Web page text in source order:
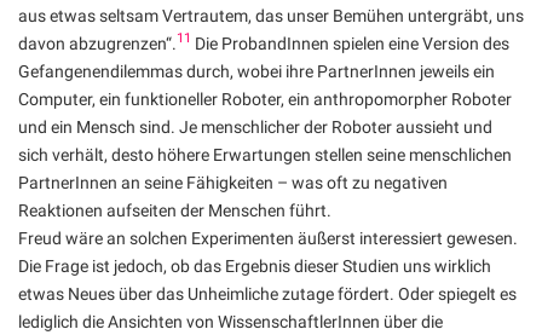
aus etwas seltsam Vertrautem, das unser Bemühen untergräbt, uns
davon abzugrenzen“. 11 Die ProbandInnen spielen eine Version des
Gefangenendilemmas durch, wobei ihre PartnerInnen jeweils ein
Computer, ein funktioneller Roboter, ein anthropomorpher Roboter
und ein Mensch sind. Je menschlicher der Roboter aussieht und
sich verhält, desto höhere Erwartungen stellen seine menschlichen
PartnerInnen an seine Fähigkeiten – was oft zu negativen
Reaktionen aufseiten der Menschen führt.
Freud wäre an solchen Experimenten äußerst interessiert gewesen.
Die Frage ist jedoch, ob das Ergebnis dieser Studien uns wirklich
etwas Neues über das Unheimliche zutage fördert. Oder spiegelt es
lediglich die Ansichten von WissenschaftlerInnen über die